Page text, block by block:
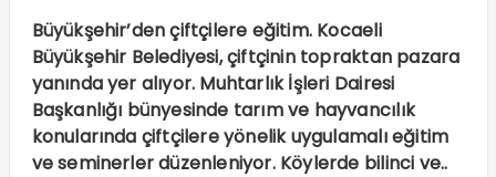
Büyükşehir’den çiftçilere eğitim. Kocaeli
Büyükşehir Belediyesi, çiftçinin topraktan pazara
yanında yer alıyor. Muhtarlık İşleri Dairesi
Başkanlığı bünyesinde tarım ve hayvancılık
konularında çiftçilere yönelik uygulamalı eğitim
ve seminerler düzenleniyor. Köylerde bilinci ve..